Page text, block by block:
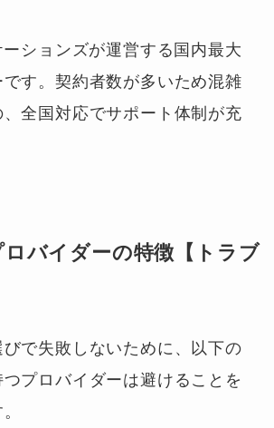
ションズが運営する国内最大
す。契約者数が多いため混雑
、全国対応でサポート体制が充
バイダーの特徴【トラブ
で失敗しないために、以下の
プロバイダーは避けることを